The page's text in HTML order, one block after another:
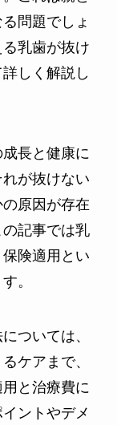
問題でしょ
乳歯が抜け
しく解説し
長と健康に
が抜けない
原因が存在
記事では乳
険適用とい
。
ついては、
ケアまで、
と治療費に
ントやデメ